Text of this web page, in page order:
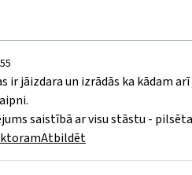
ir jāizdara un izrādās ka kādam
saistībā ar visu stāstu -
Atbildēt